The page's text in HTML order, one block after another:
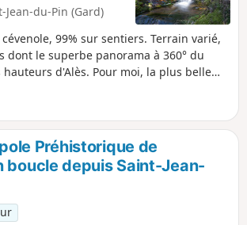
Jean-du-Pin (Gard)
99% sur sentiers. Terrain varié,
dont le superbe panorama à 360° du
d'Alès. Pour moi, la plus belle
dans la rue du stationnement, terrains
de pins et de chênes), sentiers allant de
aux pistes larges dégagées,
beaux points de vue, et le plus beau
: la totale !
Préhistorique de
boucle depuis Saint-Jean-